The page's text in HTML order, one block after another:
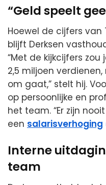
“Geld speelt
Hoewel de cijfers van
blijft Derksen
“Met de kijkcijfers
2,5 miljoen
om gaat,” stelt hij.
op persoonlijke en
het team. “Er zijn
een salarisverhoging
Interne
team